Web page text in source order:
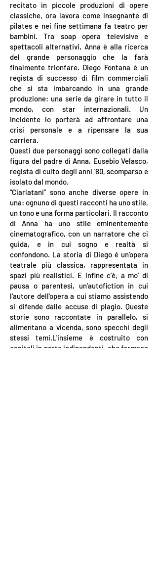
recitato in piccole produzioni di opere
classiche, ora lavora come insegnante di
pilates e nei fine settimana fa teatro per
bambini. Tra soap opera televisive e
spettacoli alternativi, Anna è alla ricerca
del grande personaggio che la farà
finalmente trionfare. Diego Fontana è un
regista di successo di film commerciali
che si sta imbarcando in una grande
produzione: una serie da girare in tutto il
mondo, con star internazionali. Un
incidente lo porterà ad affrontare una
crisi personale e a ripensare la sua
carriera.
Questi due personaggi sono collegati dalla
figura del padre di Anna, Eusebio Velasco,
regista di culto degli anni '80, scomparso e
isolato dal mondo.
"Ciarlatani" sono anche diverse opere in
una: ognuno di questi racconti ha uno stile,
un tono e una forma particolari. Il racconto
di Anna ha uno stile eminentemente
cinematografico, con un narratore che ci
guida, e in cui sogno e realtà si
confondono. La storia di Diego è un'opera
teatrale più classica, rappresentata in
spazi più realistici. E infine c'è, a mo' di
pausa o parentesi, un'autofiction in cui
l'autore dell'opera a cui stiamo assistendo
si difende dalle accuse di plagio. Queste
storie sono raccontate in parallelo, si
alimentano a vicenda, sono specchi degli
stessi temi.L'insieme è costruito con
capitoli in parte indipendenti, che formano